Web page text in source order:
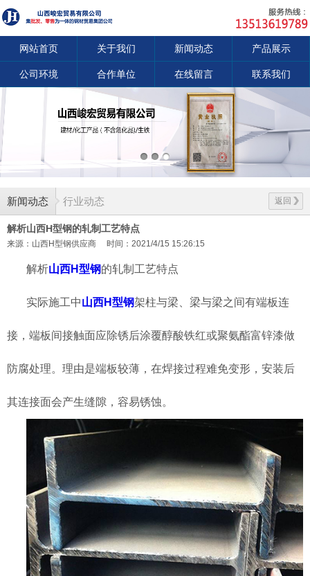
网站首页 关于我们 新闻动态 产品展示
公司环境 合作单位 在线留言 联系我们
新闻动态 返回
行业动态
解析山西H型钢的轧制工艺特点
来源：山西H型钢供应商 时间：2021/4/15 15:26:15
解析山西H型钢的轧制工艺特点
实际施工中山西H型钢架柱与梁、梁与梁之间有端板连
接，端板间接触面应除锈后涂覆醇酸铁红或聚氨酯富锌漆做
防腐处理。理由是端板较薄，在焊接过程难免变形，安装后
其连接面会产生缝隙，容易锈蚀。